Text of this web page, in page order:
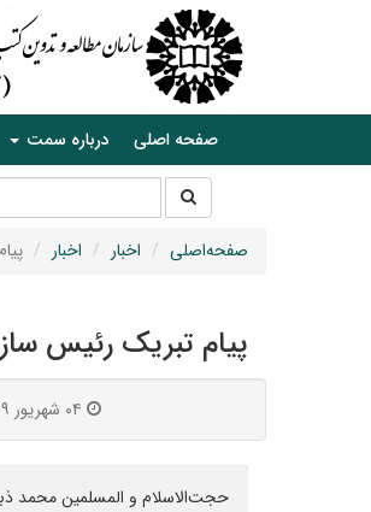
صفحه اصلی درباره سمت
جستجو
در
سایت صفحه‌اصلی اخبار اخبار
پیام تبریک رئیس
حجت‌الاسلام و المسلمین محمد